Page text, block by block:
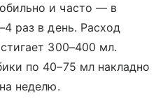
и часто — в
раз в день. Расход
300–400 мл.
по 40–75 мл накладно
неделю.